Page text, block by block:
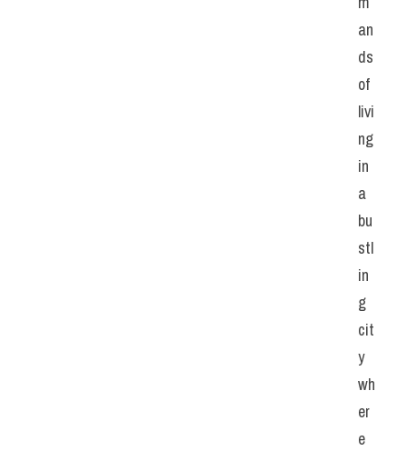
an
ds
of
livi
ng
in
a
bu
stl
in
g
cit
y
wh
er
e